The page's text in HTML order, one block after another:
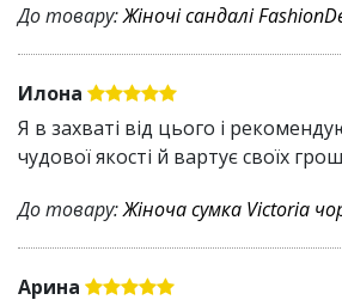
До товару:Жіночі сандалі
Илона
Я в захваті від цього і
чудової якості й вартує своїх
До товару:Жіноча сумка Victoria
Арина